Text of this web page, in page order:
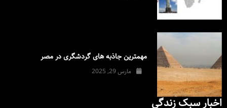
مهمترین جاذبه های گردشگری در مصر
مارس 29, 2025
اخبار سبک زندگی